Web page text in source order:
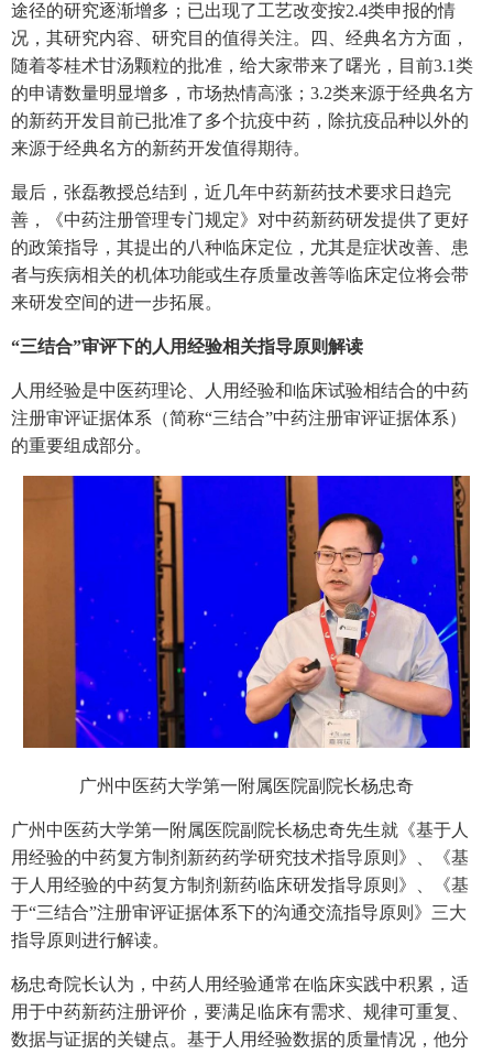
途径的研究逐渐增多；已出现了工艺改变按2.4类申报的情
况，其研究内容、研究目的值得关注。四、经典名方方面，
随着苓桂术甘汤颗粒的批准，给大家带来了曙光，目前3.1类
的申请数量明显增多，市场热情高涨；3.2类来源于经典名方
的新药开发目前已批准了多个抗疫中药，除抗疫品种以外的
来源于经典名方的新药开发值得期待。
最后，张磊教授总结到，近几年中药新药技术要求日趋完
善，《中药注册管理专门规定》对中药新药研发提供了更好
的政策指导，其提出的八种临床定位，尤其是症状改善、患
者与疾病相关的机体功能或生存质量改善等临床定位将会带
来研发空间的进一步拓展。
“三结合”审评下的人用经验相关指导原则解读
人用经验是中医药理论、人用经验和临床试验相结合的中药
注册审评证据体系（简称“三结合”中药注册审评证据体系）
的重要组成部分。
广州中医药大学第一附属医院副院长杨忠奇
广州中医药大学第一附属医院副院长杨忠奇先生就《基于人
用经验的中药复方制剂新药药学研究技术指导原则》、《基
于人用经验的中药复方制剂新药临床研发指导原则》、《基
于“三结合”注册审评证据体系下的沟通交流指导原则》三大
指导原则进行解读。
杨忠奇院长认为，中药人用经验通常在临床实践中积累，适
用于中药新药注册评价，要满足临床有需求、规律可重复、
数据与证据的关键点。基于人用经验数据的质量情况，他分